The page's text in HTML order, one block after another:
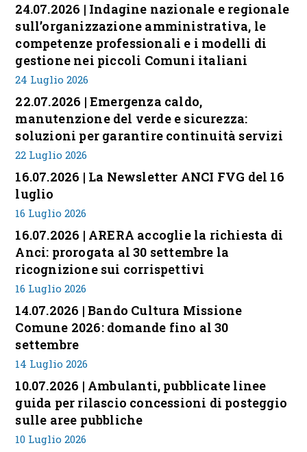
24.07.2026 | Indagine nazionale e regionale
sull’organizzazione amministrativa, le
competenze professionali e i modelli di
gestione nei piccoli Comuni italiani
24 Luglio 2026
22.07.2026 | Emergenza caldo,
manutenzione del verde e sicurezza:
soluzioni per garantire continuità servizi
22 Luglio 2026
16.07.2026 | La Newsletter ANCI FVG del 16
luglio
16 Luglio 2026
16.07.2026 | ARERA accoglie la richiesta di
Anci: prorogata al 30 settembre la
ricognizione sui corrispettivi
16 Luglio 2026
14.07.2026 | Bando Cultura Missione
Comune 2026: domande fino al 30
settembre
14 Luglio 2026
10.07.2026 | Ambulanti, pubblicate linee
guida per rilascio concessioni di posteggio
sulle aree pubbliche
10 Luglio 2026